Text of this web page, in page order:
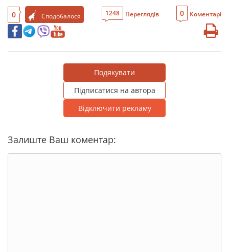
0 Сподобалося 1248 Переглядів 0 Коментарі
Подякувати
Підписатися на автора
Відключити рекламу
Залиште Ваш коментар: